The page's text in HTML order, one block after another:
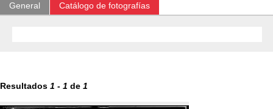
General Catálogo de fotografías
Resultados 1 - 1 de 1